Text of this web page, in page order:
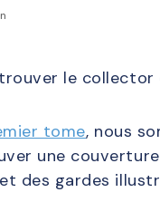
le collector
tome, nous
une
des gardes